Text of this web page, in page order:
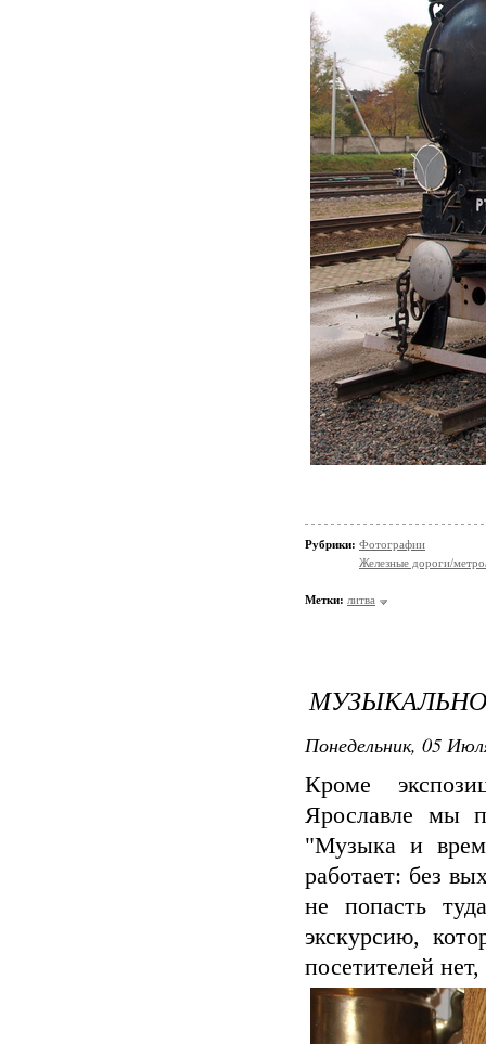
Рубрики: Фотографии
Железные дороги/
Метки: литва
Понедельник, 05
Кроме
Ярославле мы
"Музыка и
работает: без
не попасть
экскурсию,
посетителей